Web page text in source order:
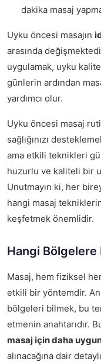
dakika masaj
Uyku öncesi masajın
arasında
uygulamak, uyku
günlerin ardından
yardımcı olur.
Uyku öncesi masaj
sağlığınızı
ama etkili teknikleri
huzurlu ve kaliteli bir
Unutmayın ki, her
hangi masaj
keşfetmek önemlidir.
Hangi Bölgelere
Masaj, hem fiziksel
etkili bir yöntemdir.
bölgeleri bilmek, bu
etmenin anahtarıdır.
masaj için daha
alınacağına dair